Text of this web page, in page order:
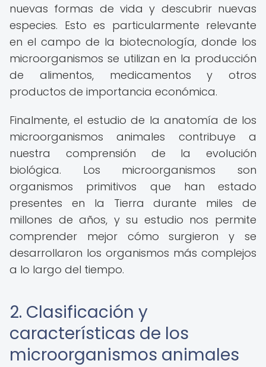
nuevas formas de vida y descubrir nuevas
especies. Esto es particularmente relevante
en el campo de la biotecnología, donde los
microorganismos se utilizan en la producción
de alimentos, medicamentos y otros
productos de importancia económica.
Finalmente, el estudio de la anatomía de los
microorganismos animales contribuye a
nuestra comprensión de la evolución
biológica. Los microorganismos son
organismos primitivos que han estado
presentes en la Tierra durante miles de
millones de años, y su estudio nos permite
comprender mejor cómo surgieron y se
desarrollaron los organismos más complejos
a lo largo del tiempo.
2. Clasificación y
características de los
microorganismos animales